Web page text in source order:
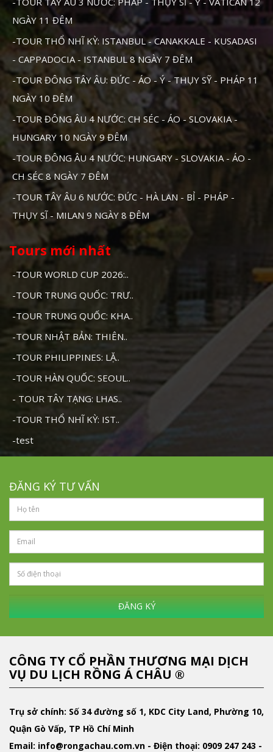
NGÀY 11 ĐÊM
-TOUR THỔ NHĨ KỲ: ISTANBUL - CANAKKALE - KUSADASI
- CAPPADOCIA - ISTANBUL 8 NGÀY 7 ĐÊM
-TOUR ĐÔNG TÂY ÂU: ĐỨC - ÁO - Ý - THỤY SỸ - PHÁP 11
NGÀY 10 ĐÊM
-TOUR ĐÔNG ÂU 4 NƯỚC: CH SÉC - ÁO - SLOVAKIA -
HUNGARY 10 NGÀY 9 ĐÊM
-TOUR ĐÔNG ÂU 4 NƯỚC: HUNGARY - SLOVAKIA - ÁO -
CH SÉC 8 NGÀY 7 ĐÊM
-TOUR TÂY ÂU 6 NƯỚC: ĐỨC - HÀ LAN - BỈ - PHÁP -
THỤY SĨ - MILAN 9 NGÀY 8 ĐÊM
Tours mới nhất
-TOUR WORLD CUP 2026:..
-TOUR TRUNG QUỐC: TRƯ..
-TOUR TRUNG QUỐC: KHA..
-TOUR NHẬT BẢN: THIÊN..
-TOUR PHILIPPINES: LẶ..
-TOUR HÀN QUỐC: SEOUL..
- TOUR TÂY TẠNG: LHAS..
-TOUR THỔ NHĨ KỲ: IST..
-test
ĐĂNG KÝ TƯ VẤN
ĐĂNG KÝ
CÔNG TY CỔ PHẦN THƯƠNG MẠI DỊCH
VỤ DU LỊCH RỒNG Á CHÂU ®
Trụ sở chính: Số 34 đường số 1, KDC City Land, Phường 10,
Quận Gò Vấp, TP Hồ Chí Minh
Email: info@rongachau.com.vn - Điện thoại: 0909 247 243 -